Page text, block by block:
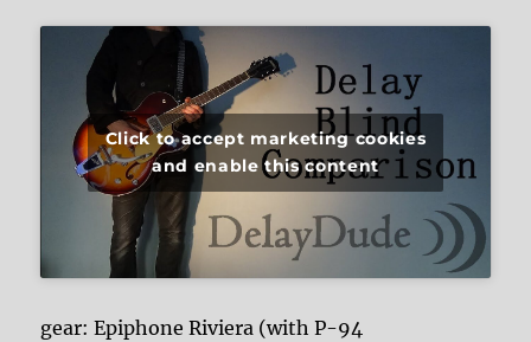
Click to accept marketing cookies
and enable this content
gear: Epiphone Riviera (with P-94